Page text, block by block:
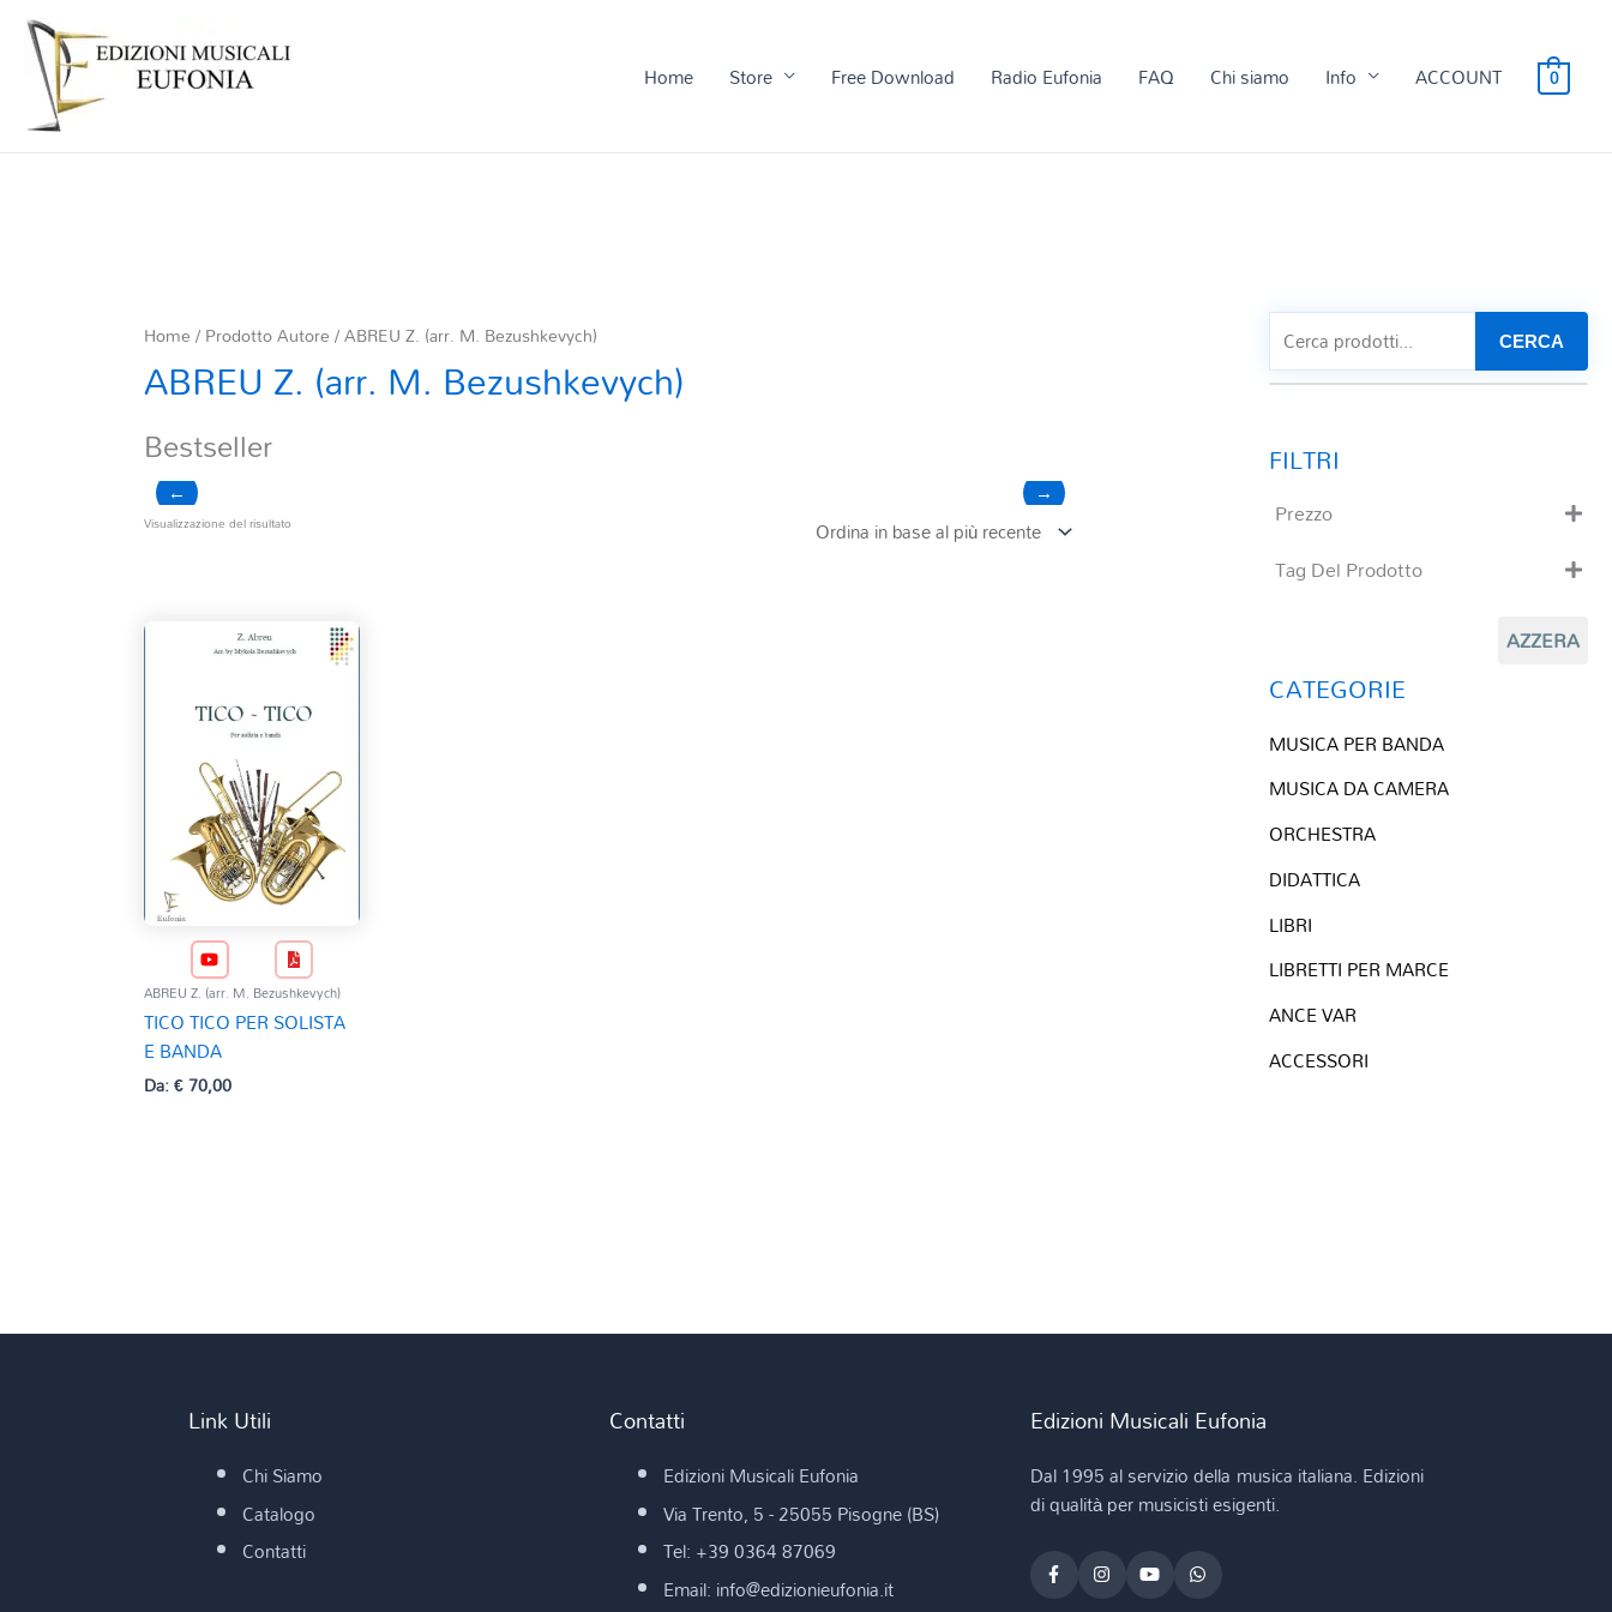
Home Store Free Download Radio Eufonia FAQ Chi siamo Info ACCOUNT 0
Home/ Prodotto Autore / ABREU Z. (arr. M. Bezushkevych)
ABREU Z. (arr. M. Bezushkevych)
Bestseller
← →
Visualizzazione del risultato
ABREU Z. (arr. M. Bezushkevych)
TICO TICO PER SOLISTA
E BANDA
Da:€70,00
CERCA
Prezzo
Tag Del Prodotto
Composizioni originali
QR base
QR esecuzione
AZZERA
CATEGORIE
MUSICA PER BANDA
MUSICA DA CAMERA
ORCHESTRA
DIDATTICA
LIBRI
LIBRETTI PER MARCE
ANCE VAR
ACCESSORI
Link Utili
Chi Siamo
Catalogo
Contatti
Contatti
Edizioni Musicali Eufonia
Via Trento, 5 - 25055 Pisogne (BS)
Tel: +39 0364 87069
Email: info@edizionieufonia.it
Edizioni Musicali Eufonia
Dal 1995 al servizio della musica italiana. Edizioni
di qualità per musicisti esigenti.